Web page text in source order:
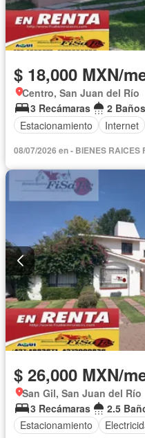
$ 18,000 MXN/
Centro, San Juan del Río
3 Recámaras
2 Baños
Estacionamiento
Internet
08/07/2026 en - BIENES RAICES
$ 26,000 MXN/
San Gil, San Juan del Río
3 Recámaras
2.5
Estacionamiento